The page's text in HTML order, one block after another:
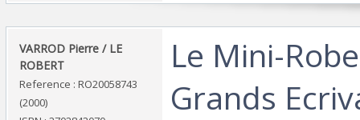
‎VARROD Pierre / LE
ROBERT‎
Reference : RO20058743
(2000)
‎Le Mini-
Grands